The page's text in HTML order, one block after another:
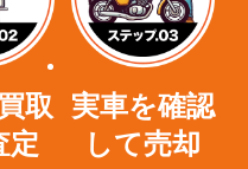
取
定
実車を確認
して売却